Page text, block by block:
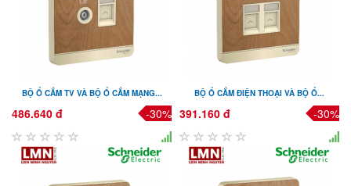
BỘ Ổ CẮM TV VÀ BỘ Ổ CẮM MẠNG...
486.640 đ -30%
BỘ Ổ CẮM ĐIỆN THOẠI VÀ BỘ Ổ...
391.160 đ -30%